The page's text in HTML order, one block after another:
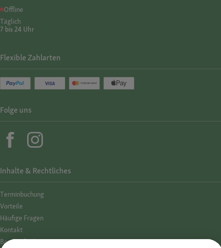
Offline
Täglich
7 bis 24 Uhr
Inhalte & Rechtliches
Termin­buchung
Vorteile
Häufige Fragen
Kontakt
Barrierefreiheit
Flexible Zahlarten
Folge uns